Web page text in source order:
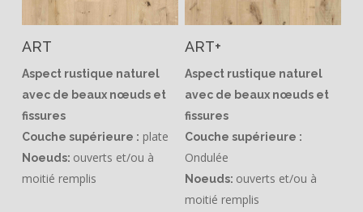
ART
Aspect rustique naturel
avec de beaux nœuds et
fissures
Couche supérieure : plate
Noeuds: ouverts et/ou à
moitié remplis
ART+
Aspect rustique naturel
avec de beaux nœuds et
fissures
Couche supérieure :
Ondulée
Noeuds: ouverts et/ou à
moitié remplis